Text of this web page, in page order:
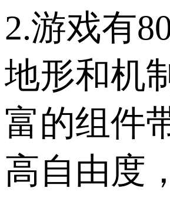
2.游戏有
地形和机
富的组件
高自由度